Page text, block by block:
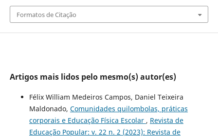
Formatos de Citação
Artigos mais lidos pelo mesmo(s) autor(es)
Félix William Medeiros Campos, Daniel Teixeira
Maldonado, Comunidades quilombolas, práticas
corporais e Educação Física Escolar , Revista de
Educação Popular: v. 22 n. 2 (2023): Revista de